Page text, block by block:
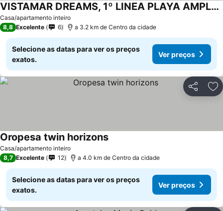
Casa/apartamento inteiro
VISTAMAR DREAMS, 1º LINEA PLAYA AMPLARIES
8,8 Excelente 6 a 3.2 km de Centro da cidade
Selecione as datas para ver os preços
exatos.
Ver preços
Partilhar
Casa/apartamento inteiro
Oropesa twin horizons
8,7 Excelente 12 a 4.0 km de Centro da cidade
Selecione as datas para ver os preços
exatos.
Ver preços